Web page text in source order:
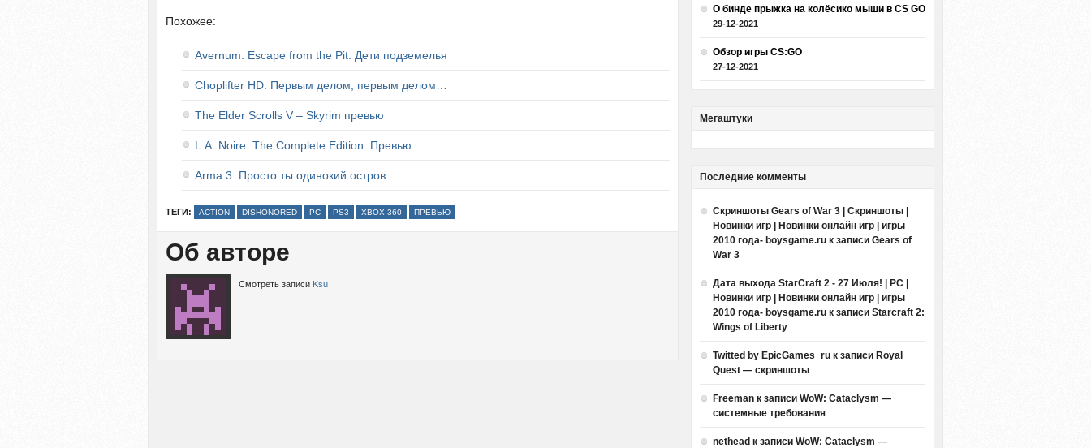
Похожее:
Avernum: Escape from the Pit. Дети подземелья
Choplifter HD. Первым делом, первым делом…
The Elder Scrolls V – Skyrim превью
L.A. Noire: The Complete Edition. Превью
Arma 3. Просто ты одинокий остров…
ТЕГИ: ACTION DISHONORED PC PS3 XBOX 360 ПРЕВЬЮ
Об авторе
Смотреть записи Ksu
О бинде прыжка на колёсико мыши в CS GO
29-12-2021
Обзор игры CS:GO
27-12-2021
Мегаштуки
Последние комменты
Скриншоты Gears of War 3 | Скриншоты |
Новинки игр | Новинки онлайн игр | игры
2010 года- boysgame.ru к записи Gears of
War 3
Дата выхода StarCraft 2 - 27 Июля! | PC |
Новинки игр | Новинки онлайн игр | игры
2010 года- boysgame.ru к записи Starcraft 2:
Wings of Liberty
Twitted by EpicGames_ru к записи Royal
Quest — скриншоты
Freeman к записи WoW: Cataclysm —
системные требования
nethead к записи WoW: Cataclysm —